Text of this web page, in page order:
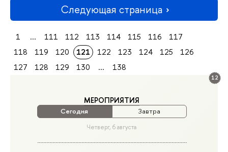
12
МЕРОПРИЯТИЯ
Сегодня Завтра
Четверг, 6 августа
Следующая страница
1 ... 111 112 113 114 115 116
117
118
119 120 121 122 123 124 125
126
127
128 129 130 ... 138